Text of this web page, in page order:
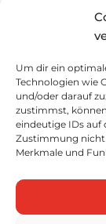
Um dir ein
Technologien wie
und/oder darauf
zustimmst,
eindeutige IDs auf
Zustimmung nicht
Merkmale und
Anne-Frank-
Schulstraße 1
49696
Fax
E-Mail senden